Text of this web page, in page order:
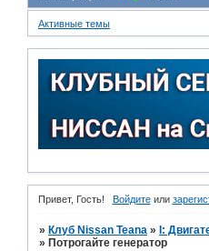
Активные темы
Привет, Гость! Войдитеили
» Клуб Nissan Teana » I:
» Потрогайте генератор